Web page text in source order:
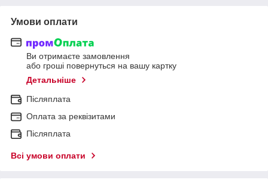
Умови оплати
Ви отримаєте замовлення
або гроші повернуться на вашу картку
Детальніше
Післяплата
Оплата за реквізитами
Післяплата
Всі умови оплати